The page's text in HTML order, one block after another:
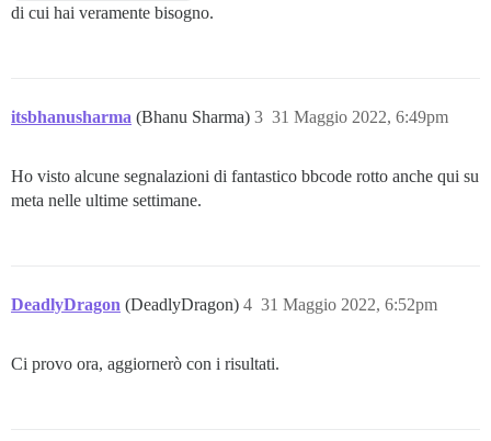
di cui hai veramente bisogno.
itsbhanusharma (Bhanu Sharma) 31 Maggio 2022, 6:49pm
3
Ho visto alcune segnalazioni di fantastico bbcode rotto anche qui su
meta nelle ultime settimane.
DeadlyDragon (DeadlyDragon) 31 Maggio 2022, 6:52pm
4
Ci provo ora, aggiornerò con i risultati.